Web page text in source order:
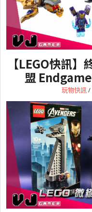
【LEGO快訊
盟
玩物快訊 /